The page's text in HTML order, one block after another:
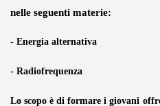
nelle seguenti materie:
- Energia alternativa
- Radiofrequenza
Lo scopo è di formare i giovani